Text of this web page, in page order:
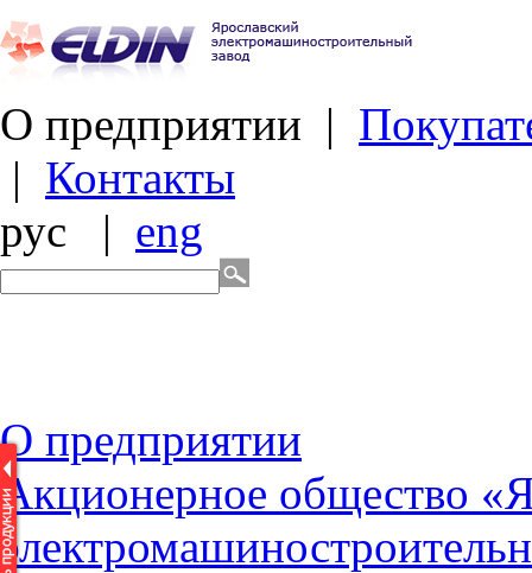
О предприятии |
| Контакты
рус | eng
О предприятии
Акционерное общество